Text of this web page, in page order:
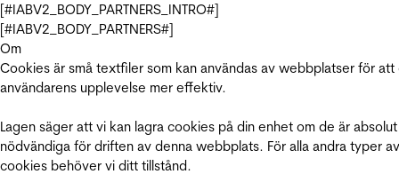
[#IABV2_BODY_PARTNERS_INTRO#]
[#IABV2_BODY_PARTNERS#]
Om
Cookies är små textfiler som kan användas av webbplatser för att
användarens upplevelse mer effektiv.
Lagen säger att vi kan lagra cookies på din enhet om de är absolut
nödvändiga för driften av denna webbplats. För alla andra typer av
cookies behöver vi ditt tillstånd.